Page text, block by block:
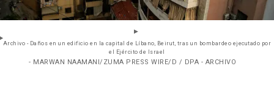
Archivo - Daños en un edificio en la capital de Líbano, Beirut, tras un bombardeo ejecutado por
el Ejército de Israel
- MARWAN NAAMANI/ZUMA PRESS WIRE/D / DPA - ARCHIVO